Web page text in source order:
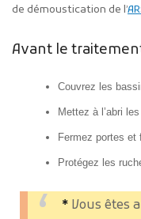
de démoustication de l’
Avant le
Couvrez les
Mettez à l’abri
Fermez portes et
Protégez les
* Vous êtes